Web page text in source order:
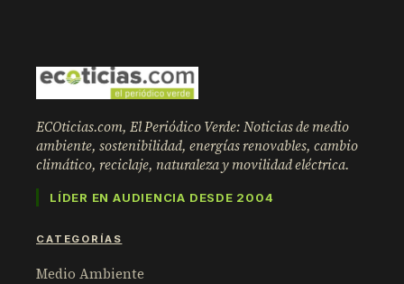
ECOticias.com, El Periódico Verde: Noticias de medio
ambiente, sostenibilidad, energías renovables, cambio
climático, reciclaje, naturaleza y movilidad eléctrica.
LÍDER EN AUDIENCIA DESDE 2004
CATEGORÍAS
Medio Ambiente